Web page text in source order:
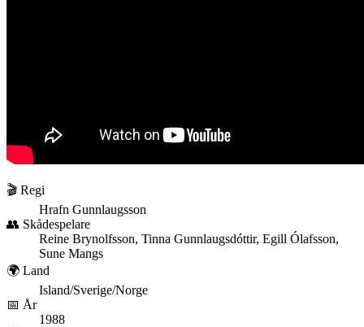
🎬 Regi
Hrafn Gunnlaugsson
👥 Skådespelare
Reine Brynolfsson, Tinna Gunnlaugsdóttir, Egill Ólafsson,
Sune Mangs
🌍 Land
Island/Sverige/Norge
📅 År
1988